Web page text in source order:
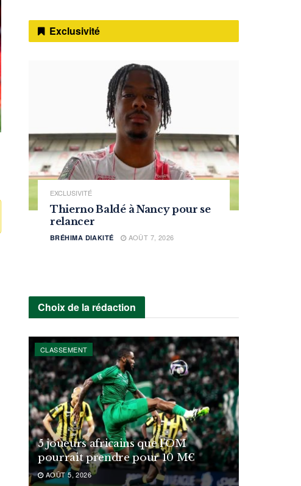
Exclusivité
EXCLUSIVITÉ
Thierno Baldé à Nancy pour se
relancer
BRÉHIMA DIAKITÉ AOÛT 7, 2026
Choix de la rédaction
CLASSEMENT
5 joueurs africains que l’OM
pourrait prendre pour 10 M€
AOÛT 5, 2026